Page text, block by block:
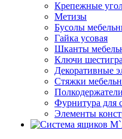
Крепежные
Метизы
Бусолы
Гайка усовая
Шканты
Ключи
Декоративные
Стяжки
Полкодержатели
Фурнитура для
Элементы